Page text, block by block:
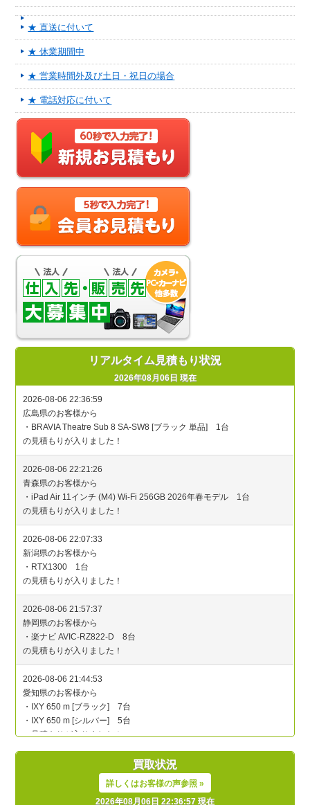
★ 直送に付いて
★ 休業期間中
★ 営業時間外及び土日・祝日の場合
★ 電話対応に付いて
リアルタイム見積もり状況
2026年08月06日 現在
買取状況
詳しくはお客様の声参照 »
2026年08月06日 22:36:57 現在